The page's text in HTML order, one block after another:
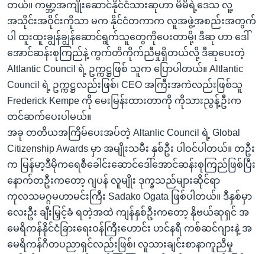
တယ်။ ကမ္ဘာ့အကျိုးဆောင်နိုင်ငံသားဆုဟာ မိမိရဲ့ဒေသ လူ့
အသိုင်းအဝိုင်းကိုသာ မက နိုင်ငံတကာက လူအဖွဲ့အစည်းအတွက်
ပါ ထူးထူးချွန်ချွန်ဆောင်ရွက်သူတွေကိုပေးတာမို့၊ ဒီဆု ဟာ ဒေါ်
အောင်ဆန်းစုကြည်နဲ့ ကွက်တိကိုက်ညီမှုရှိတယ်လို့ ဒီဆုပေးတဲ့
Altlantic Council ရဲ့ ဥက္ကဋ္ဌဖြစ် သူက ပြောပါတယ်။ Altlantic
Council ရဲ့ ဥက္ကဋ္ဌလည်းဖြစ်၊ CEO အကြီးအကဲလည်းဖြစ်သူ
Frederick Kempe ကို မေးမြန်းထားတာကို ကိုသားညွန့်ဦးက
တင်ဆက်ပေးပါမယ်။
အခု တတိယအကြိမ်ပေးအပ်တဲ့ Altanlic Council ရဲ့ Global
Citizenship Awards မှာ အမျိုးသမီး နှစ်ဦး ပါဝင်ပါတယ်။ တဦး
က မြန်မာ့ဒီမိုကရေစီခေါင်းဆောင်ဒေါ်အောင်ဆန်းစုကြည်ဖြစ်ပြီး
နောက်တဦးကတော့ ဂျပန် လူမျိုး ဒုက္ခသည်များဆိုင်ရာ
ကုလသမဂ္ဂမဟာမင်းကြီး Sadako Ogata ဖြစ်ပါတယ်။ ဒီနှစ်မှာ
လေးဦး ချီးမြှင့်ခံ ရတဲ့အထဲ ကျန်နှစ်ဦးကတော့ နိုဗယ်ဆုရှင် အ
မေရိကန်နိုင်ငံခြားရေးဝန်ကြီးဟောင်း ဟင်နရီ ကစ်ဆင်ဂျားနဲ့ အ
မေရိကန်ဂီတပညာရှင်လည်းဖြစ်၊ လူသားချင်းစာနာကူညီမှု